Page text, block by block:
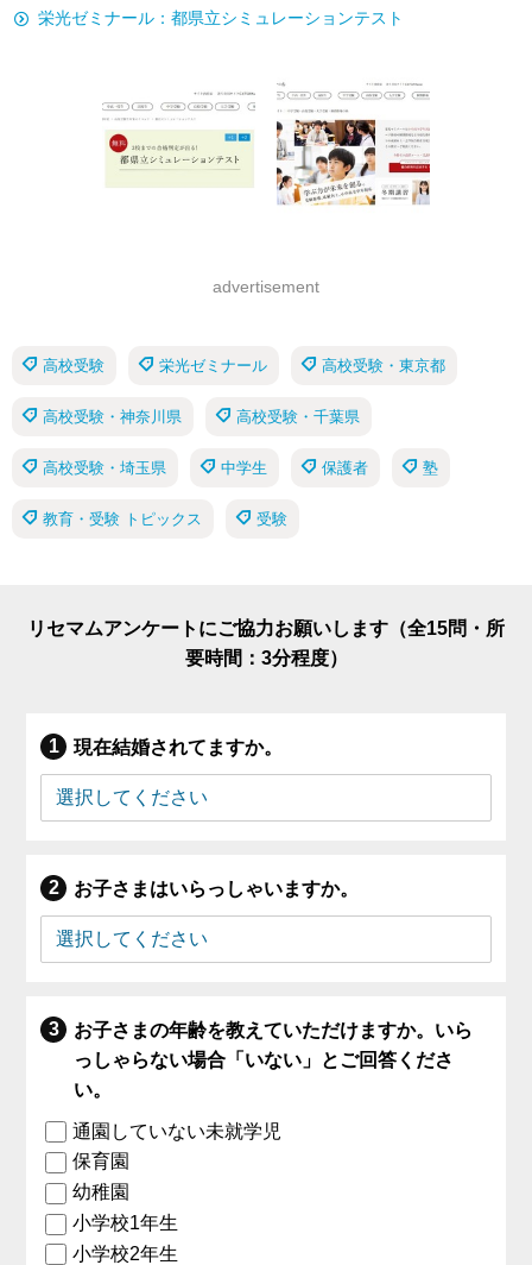
栄光ゼミナール：都県立シミュレーションテスト
advertisement
高校受験 栄光ゼミナール 高校受験・東京都
高校受験・神奈川県 高校受験・千葉県
高校受験・埼玉県 中学生 保護者 塾
教育・受験 トピックス 受験
リセマムアンケートにご協力お願いします（全15問・所
要時間：3分程度）
現在結婚されてますか。
お子さまはいらっしゃいますか。
お子さまの年齢を教えていただけますか。いら
っしゃらない場合「いない」とご回答くださ
い。
通園していない未就学児
保育園
幼稚園
小学校1年生
小学校2年生